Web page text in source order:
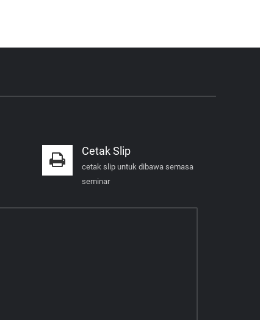
Cetak Slip
cetak slip untuk dibawa semasa
seminar